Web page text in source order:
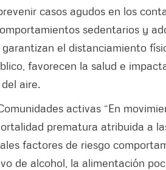
casos agudos en los
sedentarios y
el distanciamiento
favorecen la salud e
aire.
activas “En
prematura atribuida a
factores de riesgo
de alcohol, la alimentación